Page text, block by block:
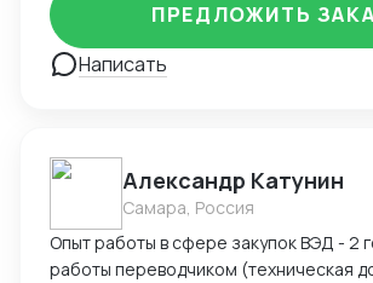
Написать
ПРЕДЛОЖИТЬ
Александр Катунин
Самара, Россия
Опыт работы в сфере закупок ВЭД - 2
работы переводчиком (техническая